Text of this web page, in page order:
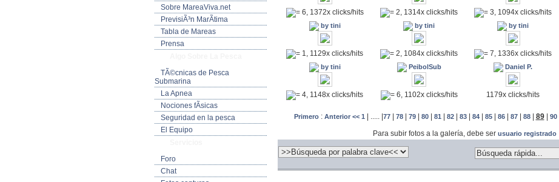
Sobre MareaViva.net
PrevisiÃ³n MarÃ­tima
Tabla de Mareas
Prensa
TÃ©cnicas de Pesca
Submarina
La Apnea
Nociones fÃ­sicas
Seguridad en la pesca
El Equipo
Foro
Chat
= 6, 1372x clicks/hits = 2, 1314x clicks/hits = 3, 1094x clicks/hits
by tini by tini by tini
= 1, 1129x clicks/hits = 2, 1084x clicks/hits = 7, 1336x clicks/hits
by tini PeibolSub Daniel P.
= 4, 1148x clicks/hits = 6, 1102x clicks/hits 1179x clicks/hits
Primero : Anterior << 1| .....| 77| 78| 79| 80| 81| 82| 83| 84| 85| 86| 87| 88| 89| 90|
Para subir fotos a la galería, debe ser usuario registrado